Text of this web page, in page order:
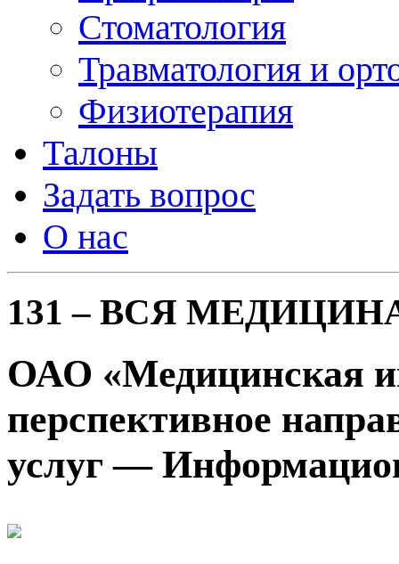
Стоматология
Травматология и
Физиотерапия
Талоны
Задать вопрос
О нас
131 – ВСЯ
ОАО «Медицинская
перспективное
услуг —